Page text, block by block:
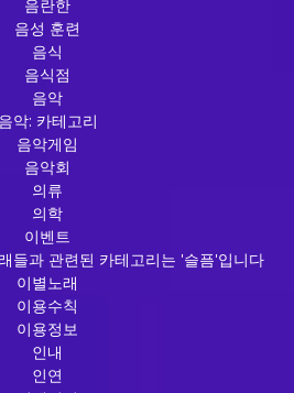
음란한
음성 훈련
음식
음식점
음악
음악: 카테고리
음악게임
음악회
의류
의학
이벤트
들과 관련된 카테고리는 '슬픔'입니다
이별노래
이용수칙
이용정보
인내
인연